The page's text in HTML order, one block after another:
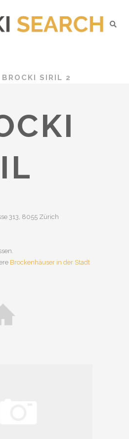
BROCKI SIRIL 2
313, 8055 Zürich
Brockenhäuser in der Stadt